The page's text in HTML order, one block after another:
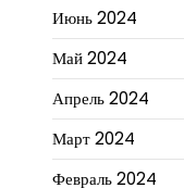
Июнь 2024
Май 2024
Апрель 2024
Март 2024
Февраль 2024